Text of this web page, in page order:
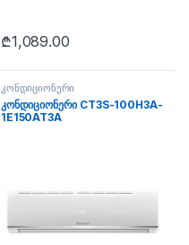
₾1,089.00
კონდიციონერი
კონდიციონერი CT3S-100H3A-
1E150AT3A